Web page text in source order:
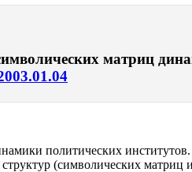
матриц
политических
(символических